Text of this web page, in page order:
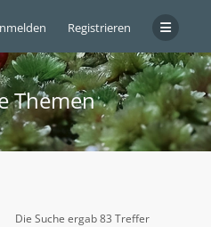
Registrieren
Themen
Die Suche ergab 83 Treffer